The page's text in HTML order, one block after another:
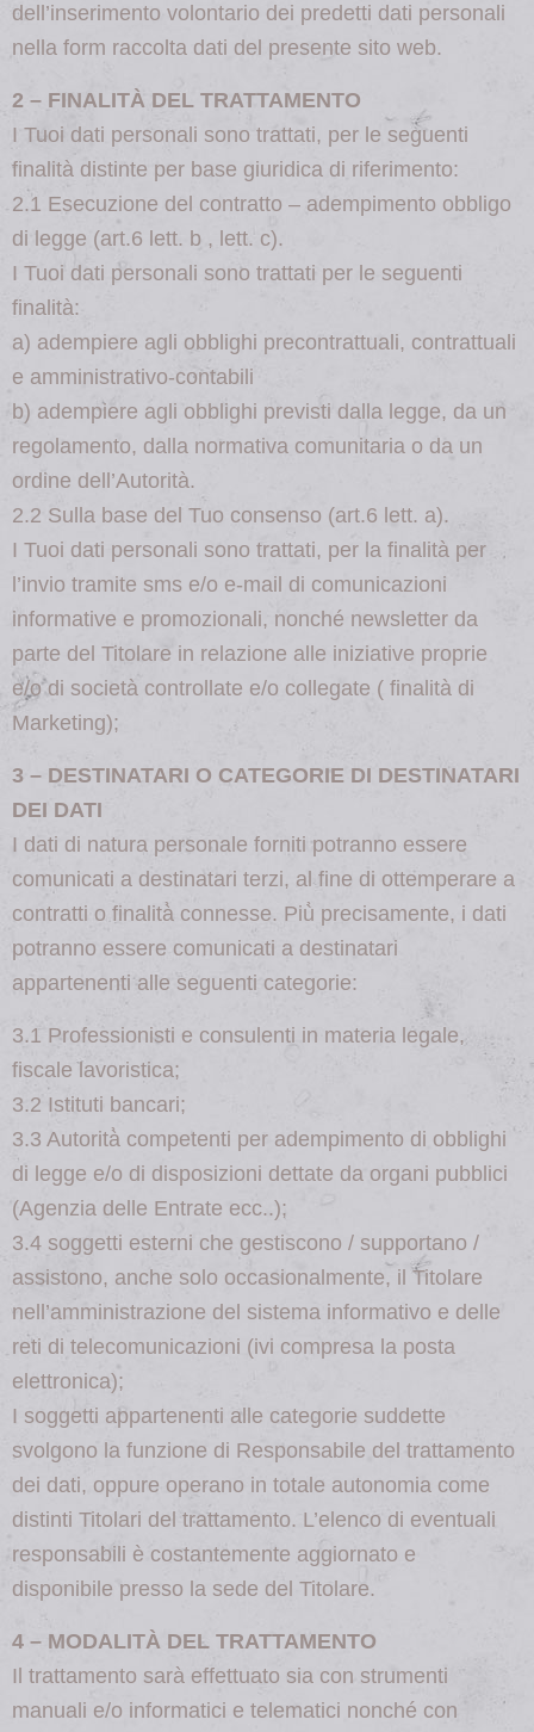
dell’inserimento volontario dei predetti dati personali
nella form raccolta dati del presente sito web.
2 – FINALITÀ DEL TRATTAMENTO
I Tuoi dati personali sono trattati, per le seguenti
finalità distinte per base giuridica di riferimento:
2.1 Esecuzione del contratto – adempimento obbligo
di legge (art.6 lett. b , lett. c).
I Tuoi dati personali sono trattati per le seguenti
finalità:
a) adempiere agli obblighi precontrattuali, contrattuali
e amministrativo-contabili
b) adempiere agli obblighi previsti dalla legge, da un
regolamento, dalla normativa comunitaria o da un
ordine dell’Autorità.
2.2 Sulla base del Tuo consenso (art.6 lett. a).
I Tuoi dati personali sono trattati, per la finalità per
l’invio tramite sms e/o e-mail di comunicazioni
informative e promozionali, nonché newsletter da
parte del Titolare in relazione alle iniziative proprie
e/o di società controllate e/o collegate ( finalità di
Marketing);
3 – DESTINATARI O CATEGORIE DI DESTINATARI
DEI DATI
I dati di natura personale forniti potranno essere
comunicati a destinatari terzi, al fine di ottemperare a
contratti o finalità̀ connesse. Più̀ precisamente, i dati
potranno essere comunicati a destinatari
appartenenti alle seguenti categorie:
3.1 Professionisti e consulenti in materia legale,
fiscale lavoristica;
3.2 Istituti bancari;
3.3 Autorità̀ competenti per adempimento di obblighi
di legge e/o di disposizioni dettate da organi pubblici
(Agenzia delle Entrate ecc..);
3.4 soggetti esterni che gestiscono / supportano /
assistono, anche solo occasionalmente, il Titolare
nell’amministrazione del sistema informativo e delle
reti di telecomunicazioni (ivi compresa la posta
elettronica);
I soggetti appartenenti alle categorie suddette
svolgono la funzione di Responsabile del trattamento
dei dati, oppure operano in totale autonomia come
distinti Titolari del trattamento. L’elenco di eventuali
responsabili è costantemente aggiornato e
disponibile presso la sede del Titolare.
4 – MODALITÀ DEL TRATTAMENTO
Il trattamento sarà effettuato sia con strumenti
manuali e/o informatici e telematici nonché con